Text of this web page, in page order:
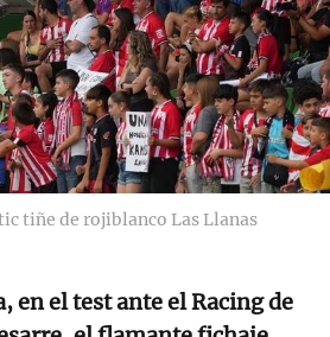
tiñe de rojiblanco Las Llanas
en el test ante el Racing de